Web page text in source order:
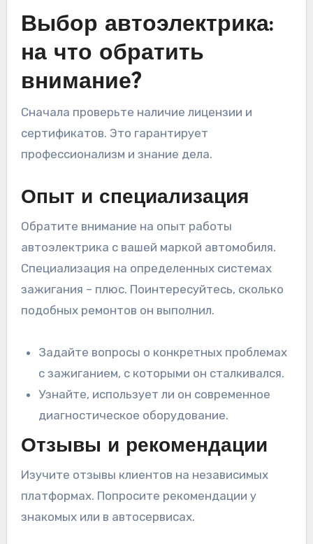
Выбор автоэлектрика:
на что обратить
внимание?
Сначала проверьте наличие лицензии и
сертификатов. Это гарантирует
профессионализм и знание дела.
Опыт и специализация
Обратите внимание на опыт работы
автоэлектрика с вашей маркой автомобиля.
Специализация на определенных системах
зажигания – плюс. Поинтересуйтесь, сколько
подобных ремонтов он выполнил.
Задайте вопросы о конкретных проблемах
с зажиганием, с которыми он сталкивался.
Узнайте, использует ли он современное
диагностическое оборудование.
Отзывы и рекомендации
Изучите отзывы клиентов на независимых
платформах. Попросите рекомендации у
знакомых или в автосервисах.